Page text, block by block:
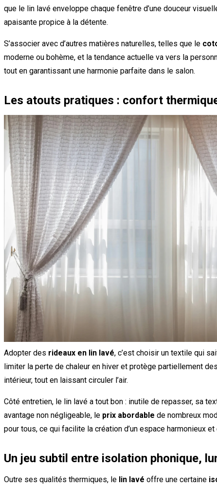
que le lin lavé enveloppe chaque fenêtre d’une douceur
apaisante propice à la détente.
S’associer avec d’autres matières naturelles, telles que le
moderne ou bohème, et la tendance actuelle va vers la
tout en garantissant une harmonie parfaite dans le salon.
Les atouts pratiques : confort
Adopter des rideaux en lin lavé, c’est choisir un textile qui
limiter la perte de chaleur en hiver et protège partiellement
intérieur, tout en laissant circuler l’air.
Côté entretien, le lin lavé a tout bon : inutile de repasser, sa
avantage non négligeable, le prix abordable de nombreux
pour tous, ce qui facilite la création d’un espace harmonieux et
Un jeu subtil entre isolation phonique,
Outre ses qualités thermiques, le lin lavé offre une certaine